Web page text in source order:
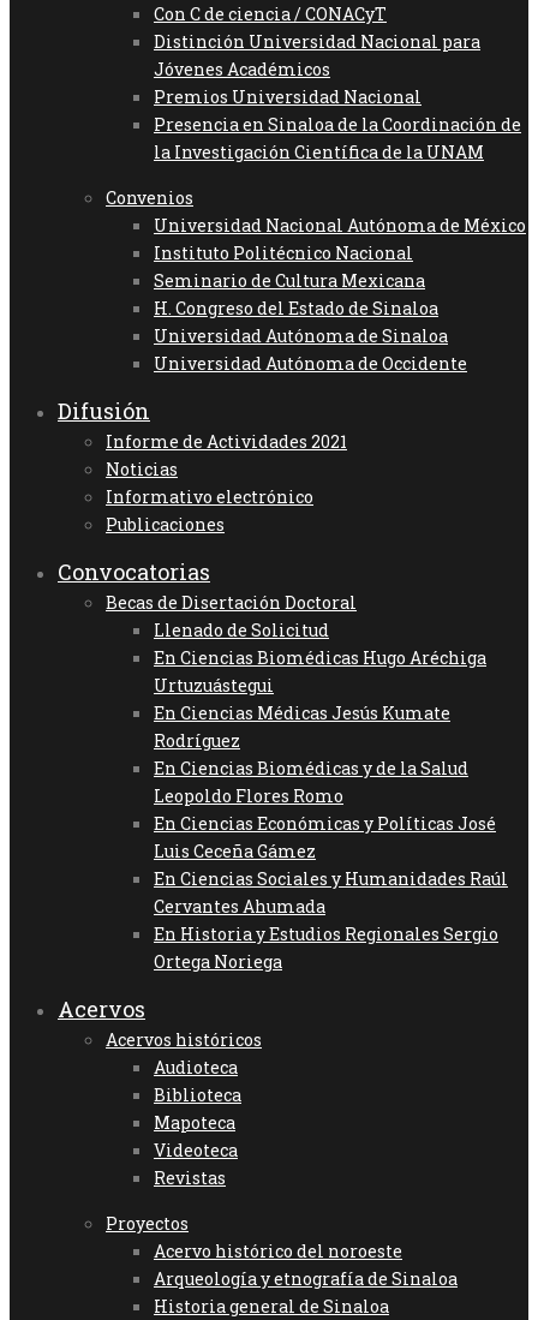
Con C de ciencia / CONACyT
Distinción Universidad Nacional para
Jóvenes Académicos
Premios Universidad Nacional
Presencia en Sinaloa de la Coordinación de
la Investigación Científica de la UNAM
Convenios
Universidad Nacional Autónoma de México
Instituto Politécnico Nacional
Seminario de Cultura Mexicana
H. Congreso del Estado de Sinaloa
Universidad Autónoma de Sinaloa
Universidad Autónoma de Occidente
Difusión
Informe de Actividades 2021
Noticias
Informativo electrónico
Publicaciones
Convocatorias
Becas de Disertación Doctoral
Llenado de Solicitud
En Ciencias Biomédicas Hugo Aréchiga
Urtuzuástegui
En Ciencias Médicas Jesús Kumate
Rodríguez
En Ciencias Biomédicas y de la Salud
Leopoldo Flores Romo
En Ciencias Económicas y Políticas José
Luis Ceceña Gámez
En Ciencias Sociales y Humanidades Raúl
Cervantes Ahumada
En Historia y Estudios Regionales Sergio
Ortega Noriega
Acervos
Acervos históricos
Audioteca
Biblioteca
Mapoteca
Videoteca
Revistas
Proyectos
Acervo histórico del noroeste
Arqueología y etnografía de Sinaloa
Historia general de Sinaloa